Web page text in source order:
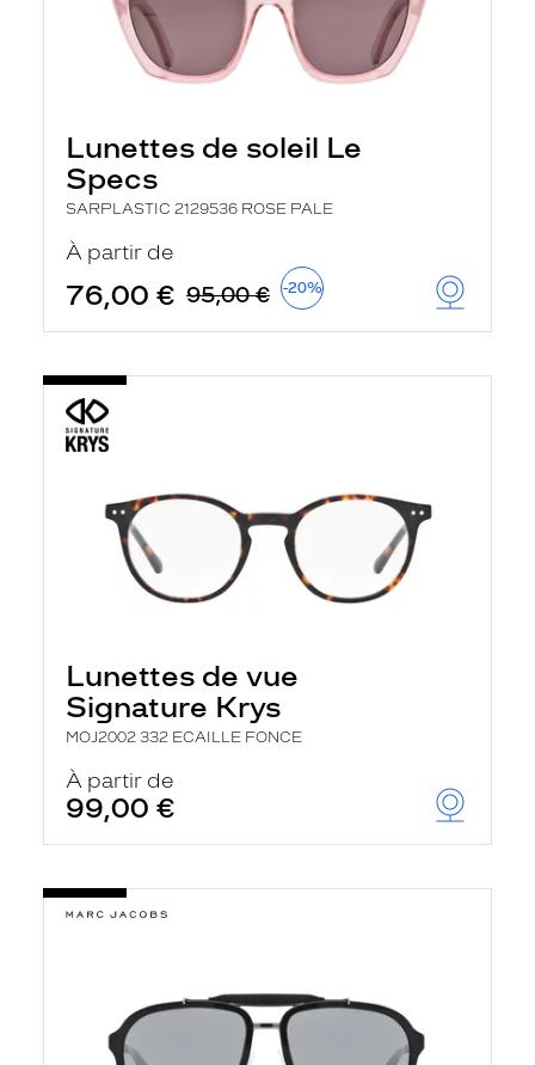
Lunettes de soleil Le
Specs
SARPLASTIC 2129536 ROSE PALE
À partir de
76,00 € 95,00 € -20%
Lunettes de vue
Signature Krys
MOJ2002 332 ECAILLE FONCE
À partir de
99,00 €